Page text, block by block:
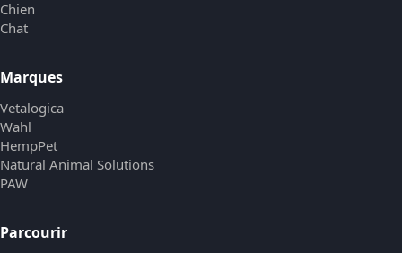
Chien
Chat
Marques
Vetalogica
Wahl
HempPet
Natural Animal Solutions
PAW
Parcourir